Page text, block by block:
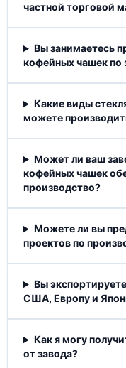
частной торговой
Вы занимаетесь
кофейных чашек по
Какие виды
можете
Может ли ваш
кофейных чашек
производство?
Можете ли вы
проектов по
Вы
США, Европу и
Как я могу
от завода?